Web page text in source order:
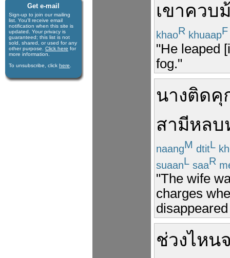
Get e-mail
Sign-up to join our mail­ing
list. You'll receive e­mail
notification when this site is
updated. Your privacy is
guaran­teed; this list is not
sold, shared, or used for any
other purpose. Click here for
more infor­mation.
To unsubscribe, click here
เขาควบ
khaoR khuaapF
"He leaped
fog."
นางติดคุ
สามีหลบ
naangM dtitL
suaanL saaR
"The wife
charges
ช่วงไหน